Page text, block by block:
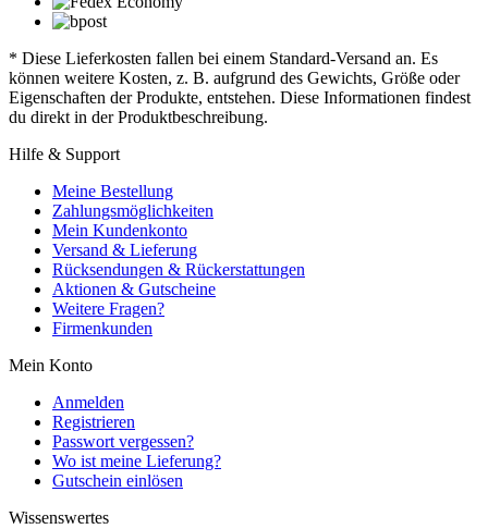
* Diese Lieferkosten fallen bei einem Standard-Versand an. Es
können weitere Kosten, z. B. aufgrund des Gewichts, Größe oder
Eigenschaften der Produkte, entstehen. Diese Informationen findest
du direkt in der Produktbeschreibung.
Hilfe & Support
Meine Bestellung
Zahlungsmöglichkeiten
Mein Kundenkonto
Versand & Lieferung
Rücksendungen & Rückerstattungen
Aktionen & Gutscheine
Weitere Fragen?
Firmenkunden
Mein Konto
Anmelden
Registrieren
Passwort vergessen?
Wo ist meine Lieferung?
Gutschein einlösen
Wissenswertes